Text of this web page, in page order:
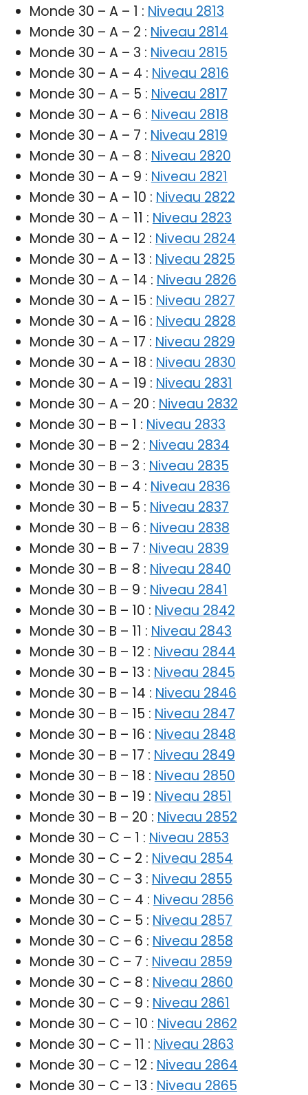
Monde 30 – A – 1 : Niveau 2813
Monde 30 – A – 2 : Niveau 2814
Monde 30 – A – 3 : Niveau 2815
Monde 30 – A – 4 : Niveau 2816
Monde 30 – A – 5 : Niveau 2817
Monde 30 – A – 6 : Niveau 2818
Monde 30 – A – 7 : Niveau 2819
Monde 30 – A – 8 : Niveau 2820
Monde 30 – A – 9 : Niveau 2821
Monde 30 – A – 10 : Niveau 2822
Monde 30 – A – 11 : Niveau 2823
Monde 30 – A – 12 : Niveau 2824
Monde 30 – A – 13 : Niveau 2825
Monde 30 – A – 14 : Niveau 2826
Monde 30 – A – 15 : Niveau 2827
Monde 30 – A – 16 : Niveau 2828
Monde 30 – A – 17 : Niveau 2829
Monde 30 – A – 18 : Niveau 2830
Monde 30 – A – 19 : Niveau 2831
Monde 30 – A – 20 : Niveau 2832
Monde 30 – B – 1 : Niveau 2833
Monde 30 – B – 2 : Niveau 2834
Monde 30 – B – 3 : Niveau 2835
Monde 30 – B – 4 : Niveau 2836
Monde 30 – B – 5 : Niveau 2837
Monde 30 – B – 6 : Niveau 2838
Monde 30 – B – 7 : Niveau 2839
Monde 30 – B – 8 : Niveau 2840
Monde 30 – B – 9 : Niveau 2841
Monde 30 – B – 10 : Niveau 2842
Monde 30 – B – 11 : Niveau 2843
Monde 30 – B – 12 : Niveau 2844
Monde 30 – B – 13 : Niveau 2845
Monde 30 – B – 14 : Niveau 2846
Monde 30 – B – 15 : Niveau 2847
Monde 30 – B – 16 : Niveau 2848
Monde 30 – B – 17 : Niveau 2849
Monde 30 – B – 18 : Niveau 2850
Monde 30 – B – 19 : Niveau 2851
Monde 30 – B – 20 : Niveau 2852
Monde 30 – C – 1 : Niveau 2853
Monde 30 – C – 2 : Niveau 2854
Monde 30 – C – 3 : Niveau 2855
Monde 30 – C – 4 : Niveau 2856
Monde 30 – C – 5 : Niveau 2857
Monde 30 – C – 6 : Niveau 2858
Monde 30 – C – 7 : Niveau 2859
Monde 30 – C – 8 : Niveau 2860
Monde 30 – C – 9 : Niveau 2861
Monde 30 – C – 10 : Niveau 2862
Monde 30 – C – 11 : Niveau 2863
Monde 30 – C – 12 : Niveau 2864
Monde 30 – C – 13 : Niveau 2865